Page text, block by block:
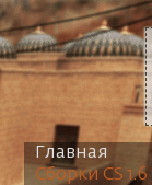
Главная
Сборки CS 1.6